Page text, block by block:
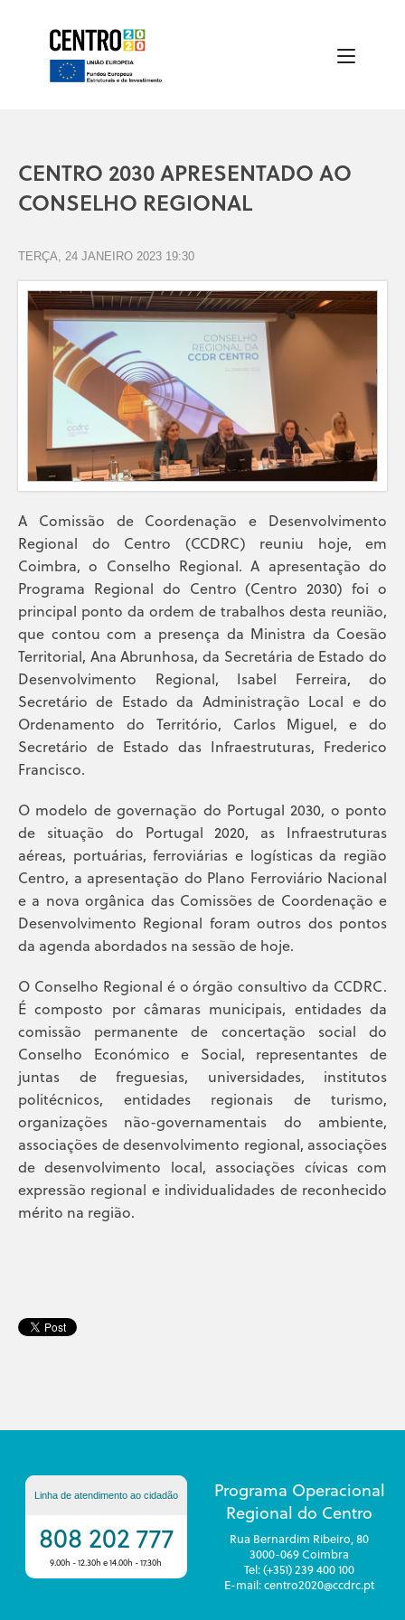
CENTRO 2030 APRESENTADO AO
CONSELHO REGIONAL
TERÇA, 24 JANEIRO 2023 19:30
A Comissão de Coordenação e Desenvolvimento
Regional do Centro (CCDRC) reuniu hoje, em
Coimbra, o Conselho Regional. A apresentação do
Programa Regional do Centro (Centro 2030) foi o
principal ponto da ordem de trabalhos desta reunião,
que contou com a presença da Ministra da Coesão
Territorial, Ana Abrunhosa, da Secretária de Estado do
Desenvolvimento Regional, Isabel Ferreira, do
Secretário de Estado da Administração Local e do
Ordenamento do Território, Carlos Miguel, e do
Secretário de Estado das Infraestruturas, Frederico
Francisco.
O modelo de governação do Portugal 2030, o ponto
de situação do Portugal 2020, as Infraestruturas
aéreas, portuárias, ferroviárias e logísticas da região
Centro, a apresentação do Plano Ferroviário Nacional
e a nova orgânica das Comissões de Coordenação e
Desenvolvimento Regional foram outros dos pontos
da agenda abordados na sessão de hoje.
O Conselho Regional é o órgão consultivo da CCDRC.
É composto por câmaras municipais, entidades da
comissão permanente de concertação social do
Conselho Económico e Social, representantes de
juntas de freguesias, universidades, institutos
politécnicos, entidades regionais de turismo,
organizações não-governamentais do ambiente,
associações de desenvolvimento regional, associações
de desenvolvimento local, associações cívicas com
expressão regional e individualidades de reconhecido
mérito na região.
Linha de atendimento ao cidadão
808 202 777
9.00h - 12.30h e 14.00h - 17.30h
Programa Operacional
Regional do Centro
Rua Bernardim Ribeiro, 80
3000-069 Coimbra
Tel: (+351) 239 400 100
E-mail: centro2020@ccdrc.pt